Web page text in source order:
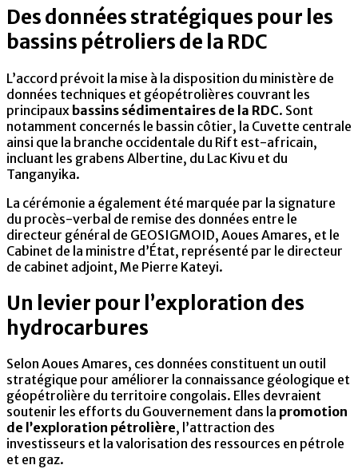
Des données stratégiques pour les
bassins pétroliers de la RDC
L’accord prévoit la mise à la disposition du ministère de
données techniques et géopétrolières couvrant les
principaux bassins sédimentaires de la RDC. Sont
notamment concernés le bassin côtier, la Cuvette centrale
ainsi que la branche occidentale du Rift est-africain,
incluant les grabens Albertine, du Lac Kivu et du
Tanganyika.
La cérémonie a également été marquée par la signature
du procès-verbal de remise des données entre le
directeur général de GEOSIGMOID, Aoues Amares, et le
Cabinet de la ministre d’État, représenté par le directeur
de cabinet adjoint, Me Pierre Kateyi.
Un levier pour l’exploration des
hydrocarbures
Selon Aoues Amares, ces données constituent un outil
stratégique pour améliorer la connaissance géologique et
géopétrolière du territoire congolais. Elles devraient
soutenir les efforts du Gouvernement dans la promotion
de l’exploration pétrolière, l’attraction des
investisseurs et la valorisation des ressources en pétrole
et en gaz.